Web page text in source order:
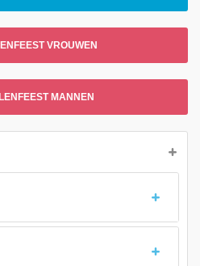
VROUWEN
MANNEN